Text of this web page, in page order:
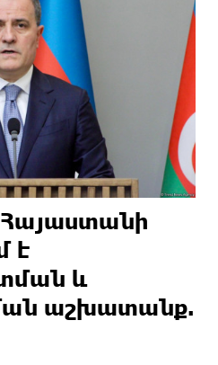
Հայաստանի
է
և
աշխատանք.